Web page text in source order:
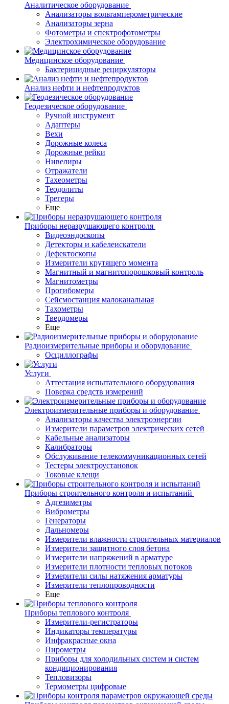
Аналитическое оборудование
Анализаторы вольтамперометрические
Анализаторы зерна
Фотометры и спектрофотометры
Электрохимическое оборудование
Медицинское оборудование
Бактерицидные рециркуляторы
Анализ нефти и нефтепродуктов
Геодезическое оборудование
Ручной инструмент
Адаптеры
Вехи
Дорожные колеса
Дорожные рейки
Нивелиры
Отражатели
Тахеометры
Теодолиты
Трегеры
Еще
Приборы неразрушающего контроля
Видеоэндоскопы
Детекторы и кабелеискатели
Дефектоскопы
Измерители крутящего момента
Магнитный и магнитопорошковый контроль
Магнитометры
Прогибомеры
Сейсмостанция малоканальная
Тахометры
Твердомеры
Еще
Радиоизмерительные приборы и оборудование
Осциллографы
Услуги
Аттестация испытательного оборудования
Поверка средств измерений
Электроизмерительные приборы и оборудование
Анализаторы качества электроэнергии
Измерители параметров электрических сетей
Кабельные анализаторы
Калибраторы
Обслуживание телекоммуникационных сетей
Тестеры электроустановок
Токовые клещи
Приборы строительного контроля и испытаний
Адгезиметры
Виброметры
Генераторы
Дальномеры
Измерители влажности строительных материалов
Измерители защитного слоя бетона
Измерители напряжений в арматуре
Измерители плотности тепловых потоков
Измерители силы натяжения арматуры
Измерители теплопроводности
Еще
Приборы теплового контроля
Измерители-регистраторы
Индикаторы температуры
Инфракрасные окна
Пирометры
Приборы для холодильных систем и систем
кондиционирования
Тепловизоры
Термометры цифровые